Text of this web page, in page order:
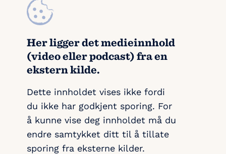
Her ligger det medieinnhold
(video eller podcast) fra en
ekstern kilde.
Dette innholdet vises ikke fordi
du ikke har godkjent sporing. For
å kunne vise deg innholdet må du
endre samtykket ditt til å tillate
sporing fra eksterne kilder.